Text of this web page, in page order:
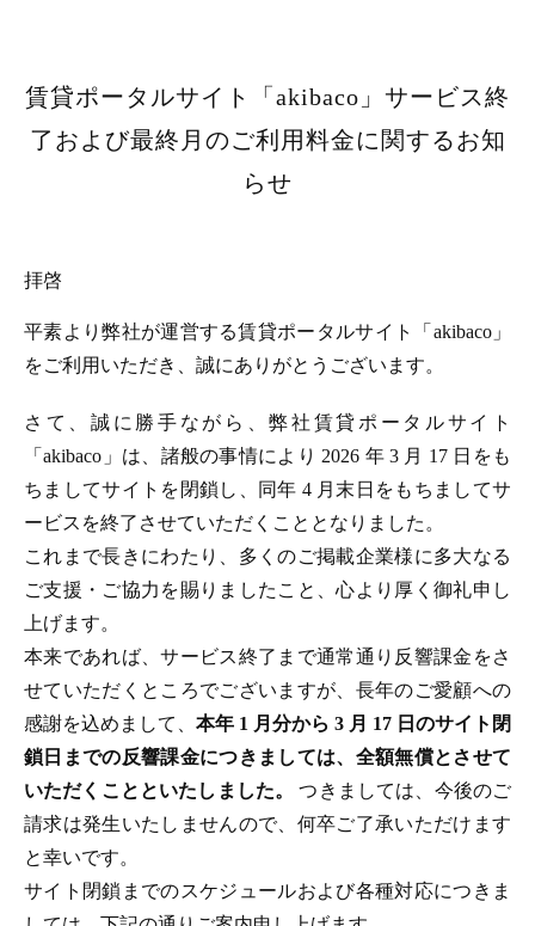
賃貸ポータルサイト「akibaco」サービス終
了および最終月のご利用料金に関するお知
らせ
拝啓
平素より弊社が運営する賃貸ポータルサイト「akibaco」
をご利用いただき、誠にありがとうございます。
さて、誠に勝手ながら、弊社賃貸ポータルサイト
「akibaco」は、諸般の事情により 2026 年 3 月 17 日をも
ちましてサイトを閉鎖し、同年 4 月末日をもちましてサ
ービスを終了させていただくこととなりました。
これまで長きにわたり、多くのご掲載企業様に多大なる
ご支援・ご協力を賜りましたこと、心より厚く御礼申し
上げます。
本来であれば、サービス終了まで通常通り反響課金をさ
せていただくところでございますが、長年のご愛顧への
感謝を込めまして、 本年 1 月分から 3 月 17 日のサイト閉
鎖日までの反響課金につきましては、全額無償とさせて
いただくことといたしました。つきましては、今後のご
請求は発生いたしませんので、何卒ご了承いただけます
と幸いです。
サイト閉鎖までのスケジュールおよび各種対応につきま